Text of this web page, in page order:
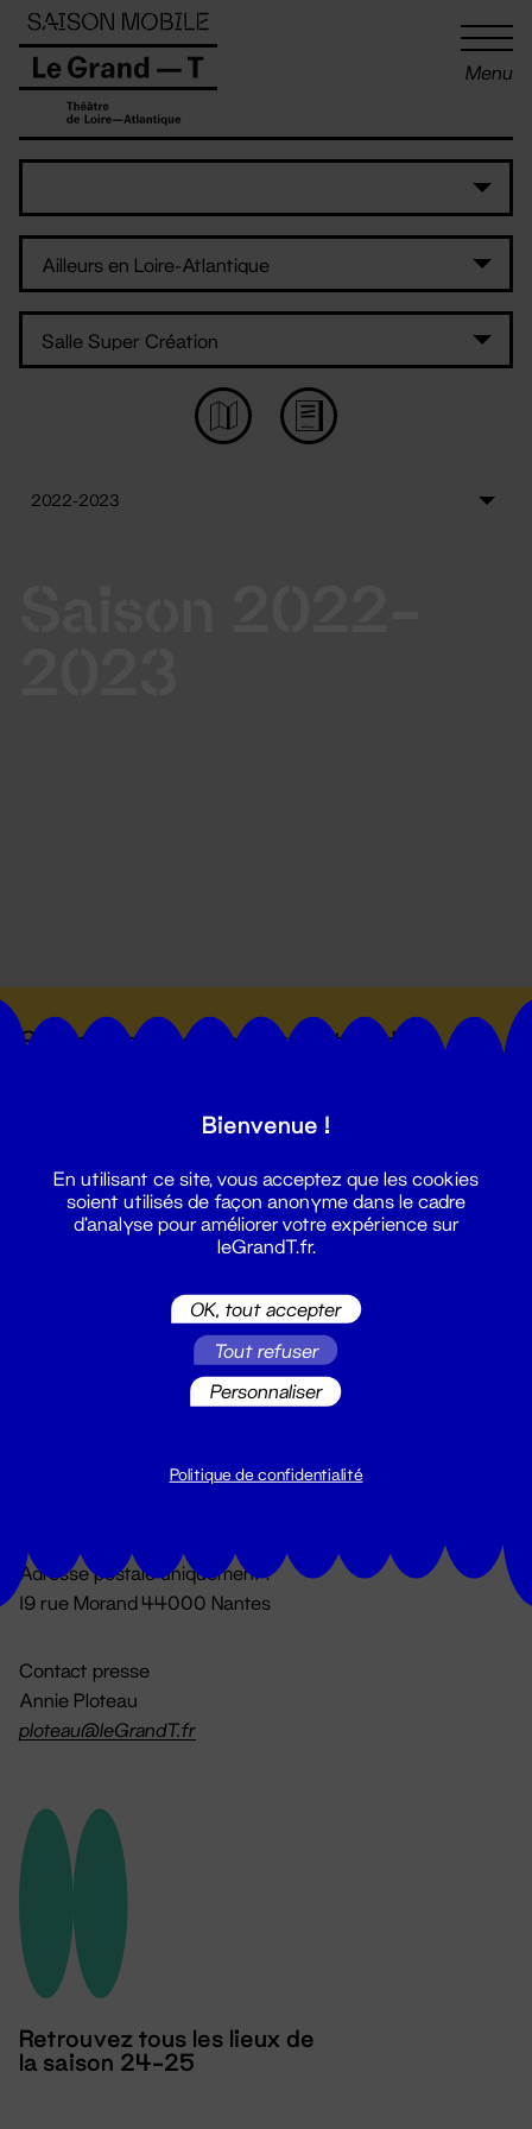
Menu
Suivez toutes les actualités du
Du lundi au vendredi 14h → 18h
Adresse postale uniquement :
19 rue Morand 44000 Nantes
Contact presse
Annie Ploteau
ploteau@leGrandT.fr
Retrouvez tous les lieux de
la saison 24-25
Panneau de gestion des cookies
Bienvenue !
En utilisant ce site, vous acceptez que les cookies
soient utilisés de façon anonyme dans le cadre
d'analyse pour améliorer votre expérience sur
leGrandT.fr.
OK, tout accepter
Tout refuser
Personnaliser
Politique de confidentialité